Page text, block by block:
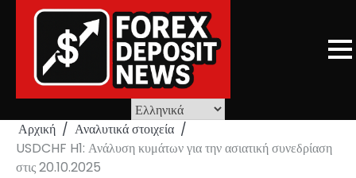
Αρχική
Αναλυτικά στοιχεία
USDCHF H1: Ανάλυση κυμάτων για την ασιατική συνεδρίαση
στις 20.10.2025